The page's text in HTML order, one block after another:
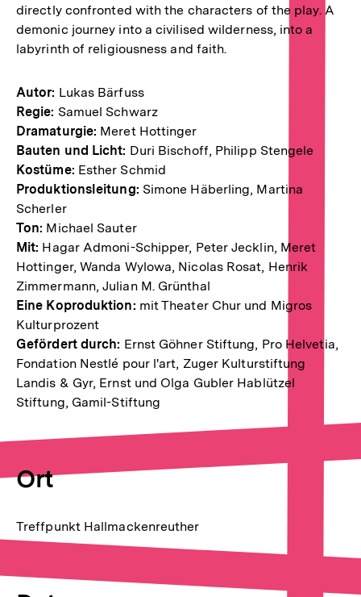
directly confronted with the characters of the play. A
demonic journey into a civilised wilderness, into a
labyrinth of religiousness and faith.
Autor: Lukas Bärfuss
Regie: Samuel Schwarz
Dramaturgie: Meret Hottinger
Bauten und Licht: Duri Bischoff, Philipp Stengele
Kostüme: Esther Schmid
Produktionsleitung: Simone Häberling, Martina
Scherler
Ton: Michael Sauter
Mit: Hagar Admoni-Schipper, Peter Jecklin, Meret
Hottinger, Wanda Wylowa, Nicolas Rosat, Henrik
Zimmermann, Julian M. Grünthal
Eine Koproduktion: mit Theater Chur und Migros
Kulturprozent
Gefördert durch: Ernst Göhner Stiftung, Pro Helvetia,
Fondation Nestlé pour l'art, Zuger Kulturstiftung
Landis & Gyr, Ernst und Olga Gubler Hablützel
Stiftung, Gamil-Stiftung
Ort
Treffpunkt Hallmackenreuther